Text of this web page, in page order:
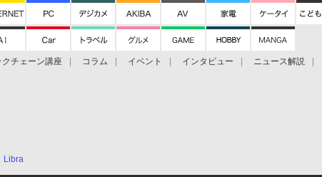
クチェーン講座 コラム イベント インタビュー ニュース解説
Libra